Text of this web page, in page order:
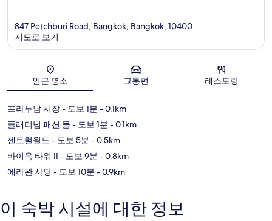
지도
847 Petchburi Road, Bangkok, Bangkok, 10400
지도로 보기
인근 명소 교통편 레스토랑
프라투남 시장- 도보 1분 - 0.1km
플래티넘 패션 몰 - 도보 1분 - 0.1km
센트럴월드 - 도보 5분 - 0.5km
바이욕 타워 II - 도보 9분 - 0.8km
에라완 사당- 도보 10분 - 0.9km
이 숙박 시설에 대한 정보